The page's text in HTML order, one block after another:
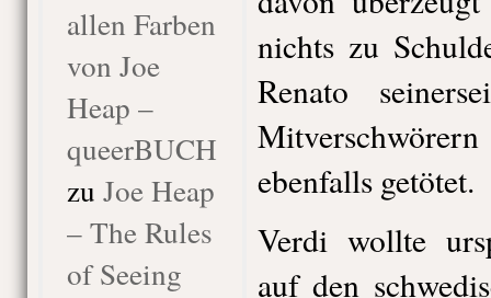
allen Farben
von Joe
Heap –
queerBUCH
zu Joe Heap
– The Rules
of Seeing
nichts zu
Renato
ebenfalls getötet.
Verdi wollte
auf den